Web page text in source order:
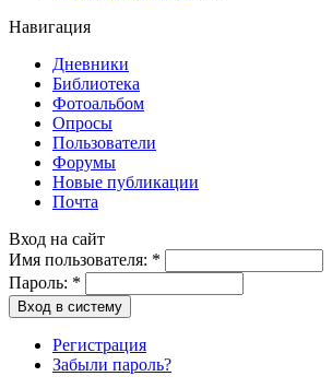
Навигация
Дневники
Библиотека
Фотоальбом
Опросы
Пользователи
Форумы
Новые публикации
Почта
Вход на сайт
Имя пользователя: *
Пароль: *
Вход в систему
Регистрация
Забыли пароль?